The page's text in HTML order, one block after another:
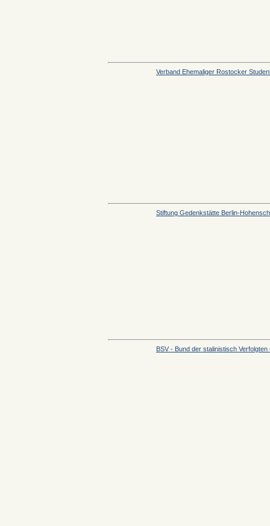
Verband Ehemaliger Rostocker
Stiftung Gedenkstätte Berlin-
BSV - Bund der stalinistisch Verfolgten